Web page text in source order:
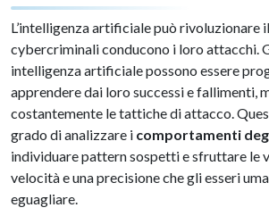
L’intelligenza artificiale può rivoluzionare
cybercriminali conducono i loro attacchi.
intelligenza artificiale possono essere
apprendere dai loro successi e fallimenti,
costantemente le tattiche di attacco.
grado di analizzare i comportamenti
individuare pattern sospetti e sfruttare le
velocità e una precisione che gli esseri
eguagliare.